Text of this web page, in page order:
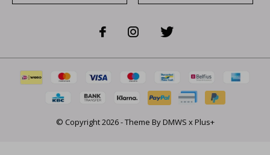
© Copyright2026- Theme ByDMWS x Plus+